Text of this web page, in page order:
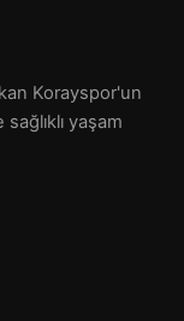
Korayspor'un
yaşam